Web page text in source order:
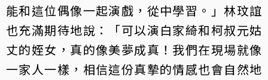
能和這位偶像一起演戲，從中學習。」林玟誼
也充滿期待地說：「可以演白家綺和柯叔元姑
丈的姪女，真的像美夢成真！我們在現場就像
一家人一樣，相信這份真摯的情感也會自然地